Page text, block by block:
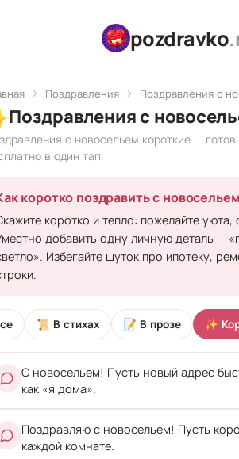
pozdravko
Поздравления Поздравления с
Поздравления с
с новосельем короткие —
в один тап.
коротко поздравить с новосельем
коротко и тепло: пожелайте
добавить одну личную деталь —
Избегайте шуток про ипотеку,
📜 В стихах 📝 В прозе ✨
С новосельем! Пусть новый адрес
как «я дома».
Поздравляю с новосельем! Пусть
каждой комнате.